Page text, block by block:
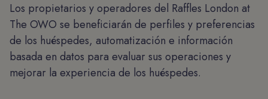
Los propietarios y operadores del Raffles London at
The OWO se beneficiarán de perfiles y preferencias
de los huéspedes, automatización e información
basada en datos para evaluar sus operaciones y
mejorar la experiencia de los huéspedes.